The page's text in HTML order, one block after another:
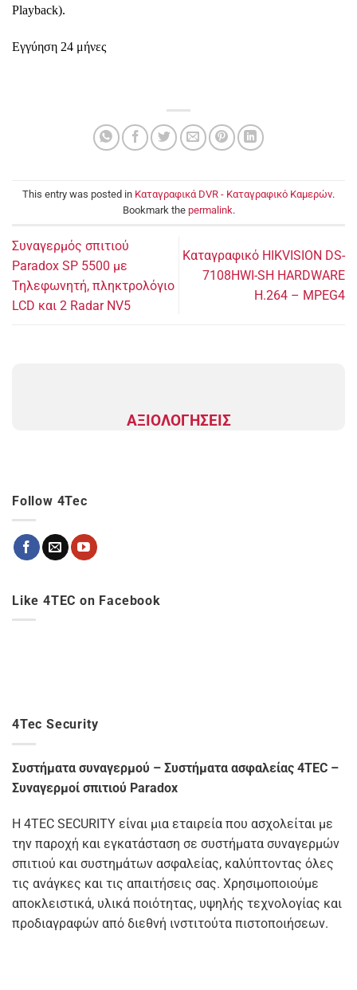
Playback).
Εγγύηση 24 μήνες
This entry was posted in Καταγραφικά DVR - Καταγραφικό Καμερών.
Bookmark the permalink.
Συναγερμός σπιτιού
Paradox SP 5500 με
Τηλεφωνητή, πληκτρολόγιο
LCD και 2 Radar NV5
Καταγραφικό HIKVISION DS-
7108HWI-SH HARDWARE
H.264 – MPEG4
ΑΞΙΟΛΟΓΗΣΕΙΣ
Follow 4Tec
Like 4TEC on Facebook
4Tec Security
Συστήματα συναγερμού – Συστήματα ασφαλείας 4TEC –
Συναγερμοί σπιτιού Paradox
Η 4TEC SECURITY είναι μια εταιρεία που ασχολείται με
την παροχή και εγκατάσταση σε συστήματα συναγερμών
σπιτιού και συστημάτων ασφαλείας, καλύπτοντας όλες
τις ανάγκες και τις απαιτήσεις σας. Χρησιμοποιούμε
αποκλειστικά, υλικά ποιότητας, υψηλής τεχνολογίας και
προδιαγραφών από διεθνή ινστιτούτα πιστοποιήσεων.